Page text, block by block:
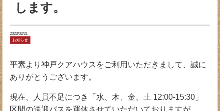
します。
2023/02/21
お知らせ
平素より神戸クアハウスをご利用いただきまして、誠に
ありがとうございます。
現在、人員不足につき「水、木、金、土 12:00-15:30」
区間の送迎バスを運休させていただいておりますが、